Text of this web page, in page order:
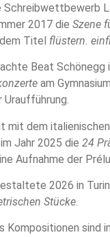
Schreibwettbewerb
2017 die Szene
Titel flüstern.
Beat Schönegg
am
Uraufführung.
mit dem
Jahr 2025 die 24
Aufnahme der
2026 in
Stücke.
Kompositionen sind